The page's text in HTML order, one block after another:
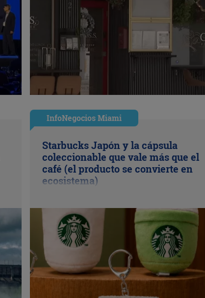
InfoNegocios Miami
Starbucks Japón y la cápsula
coleccionable que vale más que el
café (el producto se convierte en
ecosistema)